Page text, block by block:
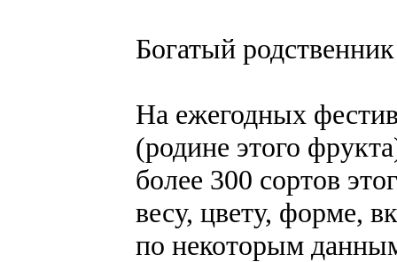
Богатый родственник
На ежегодных
(родине этого
более 300 сортов
весу, цвету, форме,
по некоторым